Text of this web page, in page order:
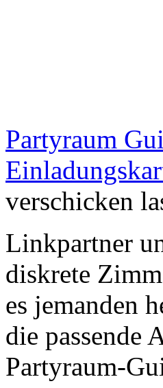
Partyraum
verschicken
Linkpartner
diskrete
es jemanden
die passende
Partyraum-